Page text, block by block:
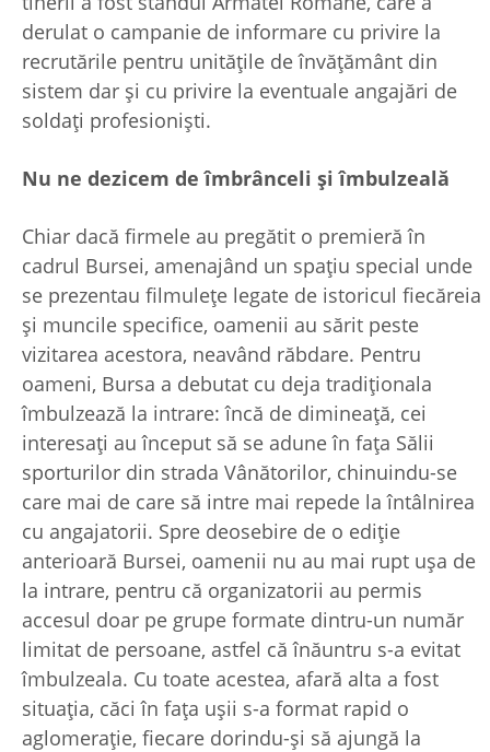
derulat o campanie de informare cu privire la
recrutările pentru unitățile de învățământ din
sistem dar și cu privire la eventuale angajări de
soldați profesioniști.
Nu ne dezicem de îmbrânceli și îmbulzeală
Chiar dacă firmele au pregătit o premieră în
cadrul Bursei, amenajând un spațiu special unde
se prezentau filmulețe legate de istoricul fiecăreia
și muncile specifice, oamenii au sărit peste
vizitarea acestora, neavând răbdare. Pentru
oameni, Bursa a debutat cu deja tradiționala
îmbulzează la intrare: încă de dimineață, cei
interesați au început să se adune în fața Sălii
sporturilor din strada Vânătorilor, chinuindu-se
care mai de care să intre mai repede la întâlnirea
cu angajatorii. Spre deosebire de o ediție
anterioară Bursei, oamenii nu au mai rupt ușa de
la intrare, pentru că organizatorii au permis
accesul doar pe grupe formate dintru-un număr
limitat de persoane, astfel că înăuntru s-a evitat
îmbulzeala. Cu toate acestea, afară alta a fost
situația, căci în fața ușii s-a format rapid o
aglomeraţie, fiecare dorindu-și să ajungă la